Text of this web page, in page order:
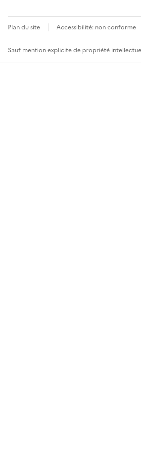
Plan du site Accessibilité: non conforme
Sauf mention explicite de propriété